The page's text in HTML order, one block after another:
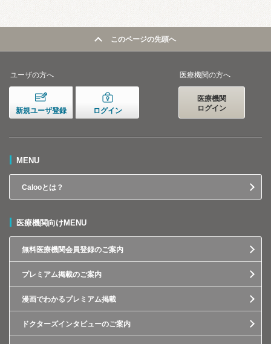
このページの先頭へ
ユーザの方へ
新規ユーザ登録 ログイン
医療機関の方へ
医療機関
ログイン
MENU
Calooとは？
医療機関向けMENU
無料医療機関会員登録のご案内
プレミアム掲載のご案内
漫画でわかるプレミアム掲載
ドクターズインタビューのご案内